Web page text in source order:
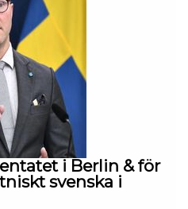
tog upp på scenen. Hur
ut för fans? Enjoy!
i Berlin & för
svenska i